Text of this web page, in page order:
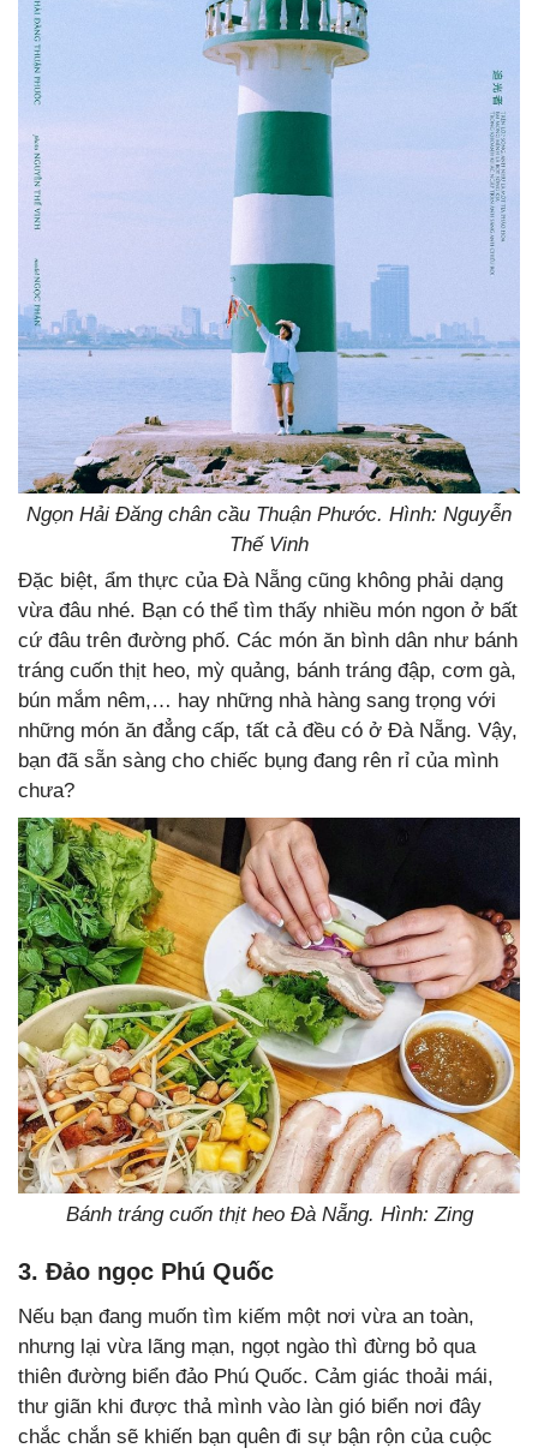
Ngọn Hải Đăng chân cầu Thuận Phước. Hình: Nguyễn
Thế Vinh
Đặc biệt, ẩm thực của Đà Nẵng cũng không phải dạng
vừa đâu nhé. Bạn có thể tìm thấy nhiều món ngon ở bất
cứ đâu trên đường phố. Các món ăn bình dân như bánh
tráng cuốn thịt heo, mỳ quảng, bánh tráng đập, cơm gà,
bún mắm nêm,… hay những nhà hàng sang trọng với
những món ăn đẳng cấp, tất cả đều có ở Đà Nẵng. Vậy,
bạn đã sẵn sàng cho chiếc bụng đang rên rỉ của mình
chưa?
Bánh tráng cuốn thịt heo Đà Nẵng. Hình: Zing
3. Đảo ngọc Phú Quốc
Nếu bạn đang muốn tìm kiếm một nơi vừa an toàn,
nhưng lại vừa lãng mạn, ngọt ngào thì đừng bỏ qua
thiên đường biển đảo Phú Quốc. Cảm giác thoải mái,
thư giãn khi được thả mình vào làn gió biển nơi đây
chắc chắn sẽ khiến bạn quên đi sự bận rộn của cuộc